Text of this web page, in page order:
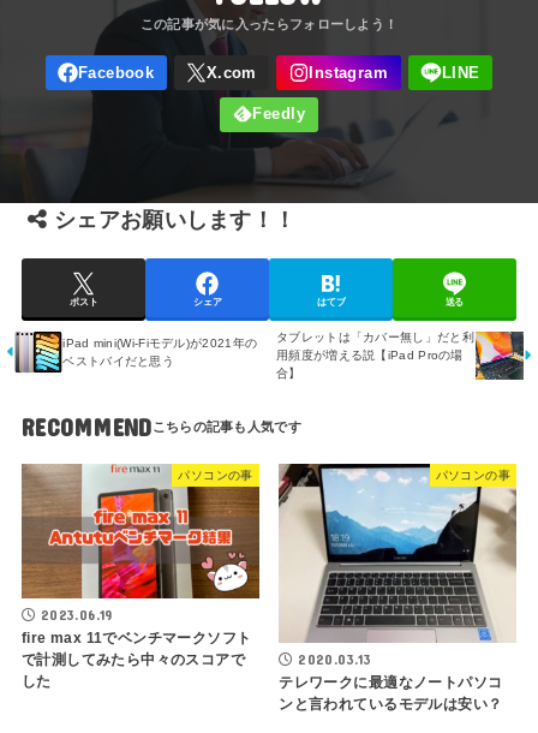
シェアお願いします！！
ポスト シェア はてブ 送る
タブレットは「カバー無し」だと利
用頻度が増える説【iPad Proの場
合】
iPad mini(Wi-Fiモデル)が2021年の
ベストバイだと思う
RECOMMEND
パソコンの事
2023.06.19
fire max 11でベンチマークソフト
で計測してみたら中々のスコアで
した
パソコンの事
2020.03.13
テレワークに最適なノートパソコ
ンと言われているモデルは安い？